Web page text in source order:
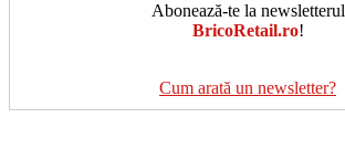
Abonează-te la newsletterul
BricoRetail.ro!
Cum arată un newsletter?